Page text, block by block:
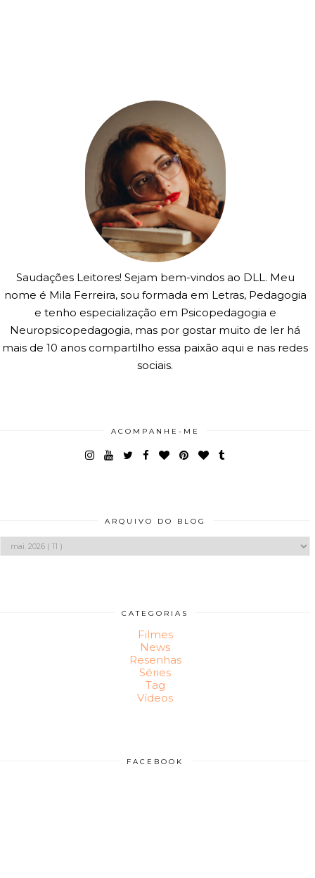
Saudações Leitores! Sejam bem-vindos ao DLL. Meu
nome é Mila Ferreira, sou formada em Letras, Pedagogia
e tenho especialização em Psicopedagogia e
Neuropsicopedagogia, mas por gostar muito de ler há
mais de 10 anos compartilho essa paixão aqui e nas redes
sociais.
ACOMPANHE-ME
ARQUIVO DO BLOG
CATEGORIAS
Filmes
News
Resenhas
Séries
Tag
Vídeos
FACEBOOK